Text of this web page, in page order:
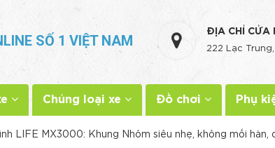
SỐ 1 VIỆT NAM
ĐỊA CHỈ CỬA
222 Lạc
Chủng loại xe Đồ chơi Phụ
LIFE MX3000: Khung Nhôm siêu nhẹ, không mối